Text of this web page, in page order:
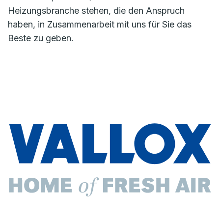
Heizungsbranche stehen, die den Anspruch
haben, in Zusammenarbeit mit uns für Sie das
Beste zu geben.